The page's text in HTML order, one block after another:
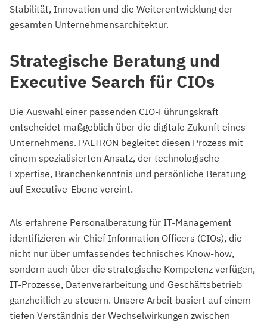
Stabilität, Innovation und die Weiterentwicklung der
gesamten Unternehmensarchitektur.
Strategische Beratung und
Executive Search für CIOs
Die Auswahl einer passenden CIO-Führungskraft
entscheidet maßgeblich über die digitale Zukunft eines
Unternehmens. PALTRON begleitet diesen Prozess mit
einem spezialisierten Ansatz, der technologische
Expertise, Branchenkenntnis und persönliche Beratung
auf Executive-Ebene vereint.
Als erfahrene Personalberatung für IT-Management
identifizieren wir Chief Information Officers (CIOs), die
nicht nur über umfassendes technisches Know-how,
sondern auch über die strategische Kompetenz verfügen,
IT-Prozesse, Datenverarbeitung und Geschäftsbetrieb
ganzheitlich zu steuern. Unsere Arbeit basiert auf einem
tiefen Verständnis der Wechselwirkungen zwischen